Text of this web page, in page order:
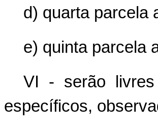
d) quarta parcela
e) quinta parcela
VI - serão
específicos,